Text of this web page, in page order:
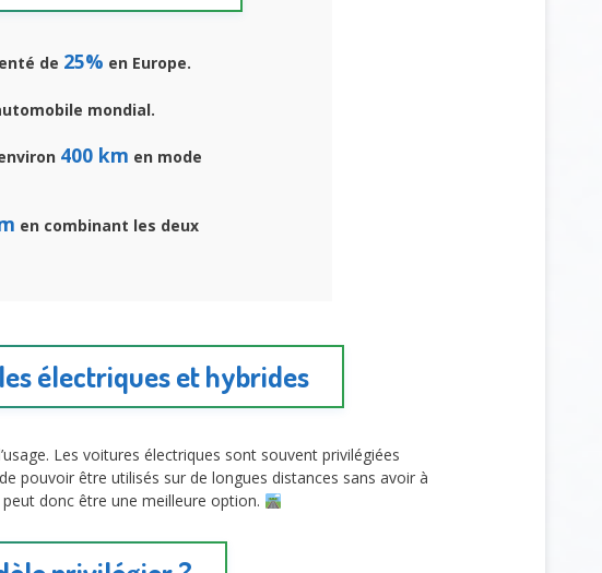
de 25% en Europe.
mondial.
400 km en mode
en combinant les deux
électriques et hybrides
Les voitures électriques sont souvent privilégiées
pouvoir être utilisés sur de longues distances sans avoir à
donc être une meilleure option.